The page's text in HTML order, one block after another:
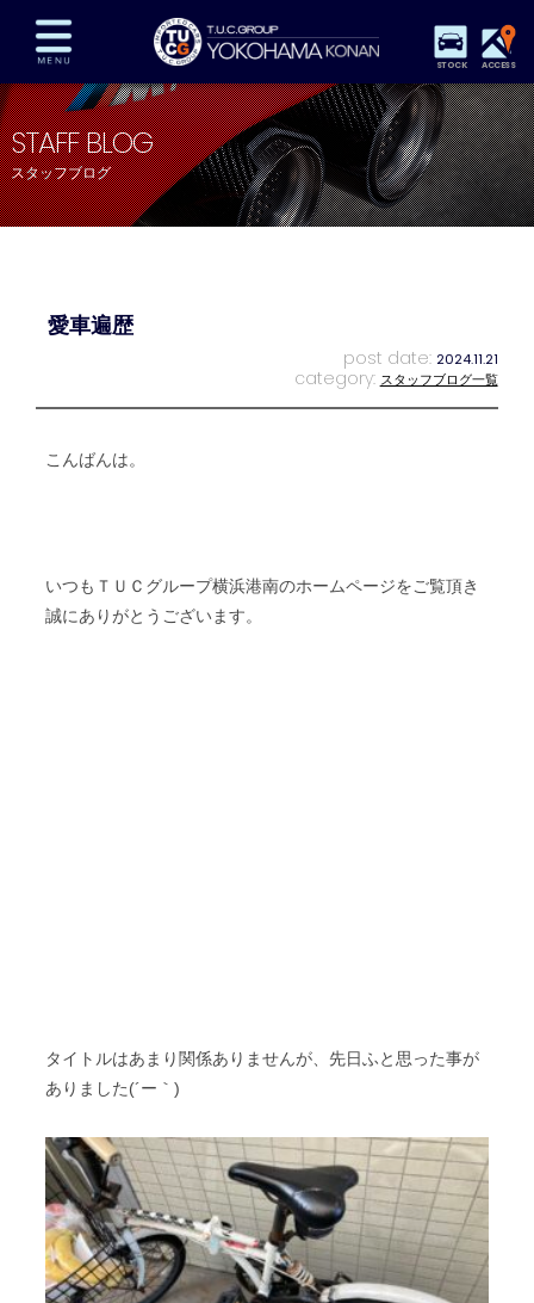
STOCK ACCESS
在庫車両情報 保証&サービス パーツリスト
TUCとは？ 店舗情報 アクセスマップ
全国納車 特別作業 注文販売
STAFF BLOG
スタッフブログ
愛車遍歴
post date: 2024.11.21
category: スタッフブログ一覧
こんばんは。
いつもＴＵＣグループ横浜港南のホームページをご覧頂き
誠にありがとうございます。
タイトルはあまり関係ありませんが、先日ふと思った事が
ありました(´ー｀)